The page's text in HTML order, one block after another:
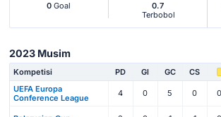
0 Goal
0.7
Terbobol
2023 Musim
Kompetisi PD Gl GC CS
UEFA Europa
Conference League
4 0 5 0 0